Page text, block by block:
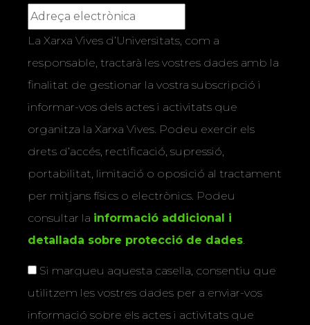
La Xarxa Vives d’Universitats, com a
responsable, tractarà les vostres dades amb la
finalitat de gestionar la vostra subscripció i
informar-vos dels actes i activitats que
organitza la Xarxa Vives. Podeu exercir els
drets d’accés, rectificació, supressió,
portabilitat, limitació o oposició al tractament
per mitjans físics o electrònics. Podeu
consultar la informació addicional i
detallada sobre protecció de dades.
Si marqueu aquesta casella, consentiu que
utilitzem les vostres dades per a enviar-vos
informació sobre els actes i activitats que